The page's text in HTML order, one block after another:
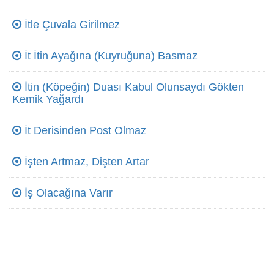
İtle Çuvala Girilmez
İt İtin Ayağına (Kuyruğuna) Basmaz
İtin (Köpeğin) Duası Kabul Olunsaydı Gökten
Kemik Yağardı
İt Derisinden Post Olmaz
İşten Artmaz, Dişten Artar
İş Olacağına Varır